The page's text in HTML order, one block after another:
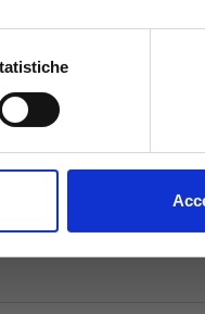
di qualche
preferenze nella
sezione
dei social media